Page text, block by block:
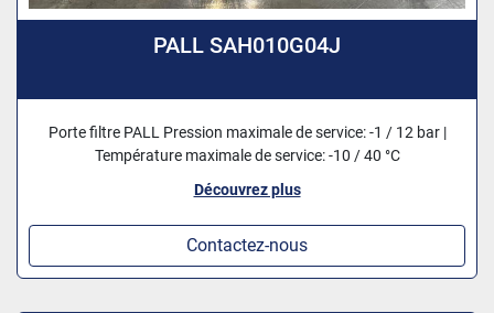
PALL SAH010G04J
Porte filtre PALL Pression maximale de service: -1 / 12 bar |
Température maximale de service: -10 / 40 °C
Découvrez plus
Contactez-nous